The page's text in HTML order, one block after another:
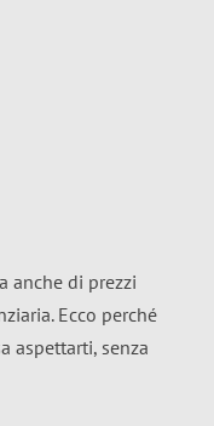
anche di prezzi
Ecco perché
aspettarti, senza